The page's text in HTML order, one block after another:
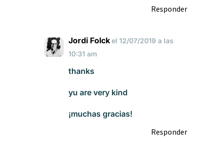
Responder
Jordi Folckel 12/07/2019 a las
10:31 am
thanks
yu are very kind
¡muchas gracias!
Responder